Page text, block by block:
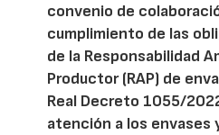
convenio de
cumplimiento de las
de la Responsabilidad
Productor (RAP) de
Real Decreto 1055/
atención a los envases